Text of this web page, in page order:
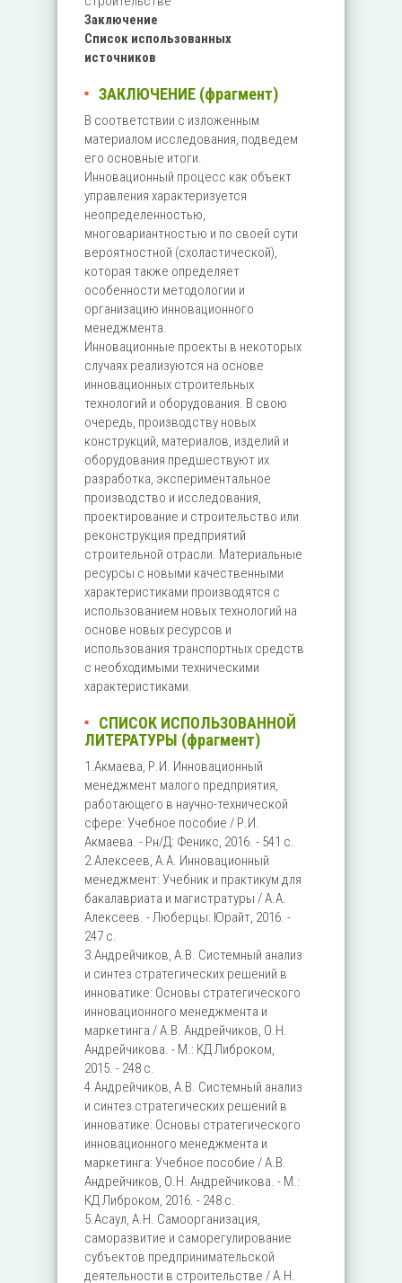
Заключение
Список использованных
источников
ЗАКЛЮЧЕНИЕ (фрагмент)
В соответствии с изложенным
материалом исследования, подведем
его основные итоги.
Инновационный процесс как объект
управления характеризуется
неопределенностью,
многовариантностью и по своей сути
вероятностной (схоластической),
которая также определяет
особенности методологии и
организацию инновационного
менеджмента.
Инновационные проекты в некоторых
случаях реализуются на основе
инновационных строительных
технологий и оборудования. В свою
очередь, производству новых
конструкций, материалов, изделий и
оборудования предшествуют их
разработка, экспериментальное
производство и исследования,
проектирование и строительство или
реконструкция предприятий
строительной отрасли. Материальные
ресурсы с новыми качественными
характеристиками производятся с
использованием новых технологий на
основе новых ресурсов и
использования транспортных средств
с необходимыми техническими
характеристиками.
СПИСОК ИСПОЛЬЗОВАННОЙ
ЛИТЕРАТУРЫ (фрагмент)
1.Акмаева, Р.И. Инновационный
менеджмент малого предприятия,
работающего в научно-технической
сфере: Учебное пособие / Р.И.
Акмаева. - Рн/Д: Феникс, 2016. - 541 c.
2.Алексеев, А.А. Инновационный
менеджмент: Учебник и практикум для
бакалавриата и магистратуры / А.А.
Алексеев. - Люберцы: Юрайт, 2016. -
247 c.
3.Андрейчиков, А.В. Системный анализ
и синтез стратегических решений в
инноватике: Основы стратегического
инновационного менеджмента и
маркетинга / А.В. Андрейчиков, О.Н.
Андрейчикова. - М.: КД Либроком,
2015. - 248 c.
4.Андрейчиков, А.В. Системный анализ
и синтез стратегических решений в
инноватике: Основы стратегического
инновационного менеджмента и
маркетинга: Учебное пособие / А.В.
Андрейчиков, О.Н. Андрейчикова. - М.:
КД Либроком, 2016. - 248 c.
5.Асаул, А.Н. Самоорганизация,
саморазвитие и саморегулирование
субъектов предпринимательской
деятельности в строительстве / А.Н.